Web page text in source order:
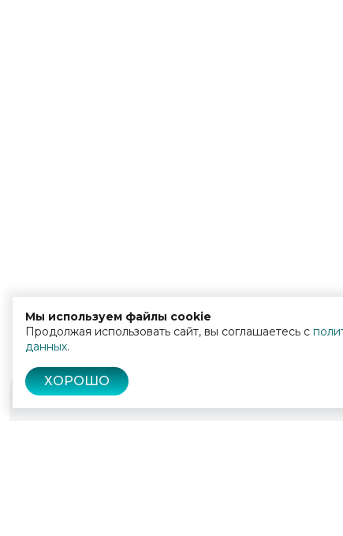
Мы используем файлы cookie
Продолжая использовать сайт, вы соглашаетесь с
данных.
ХОРОШО